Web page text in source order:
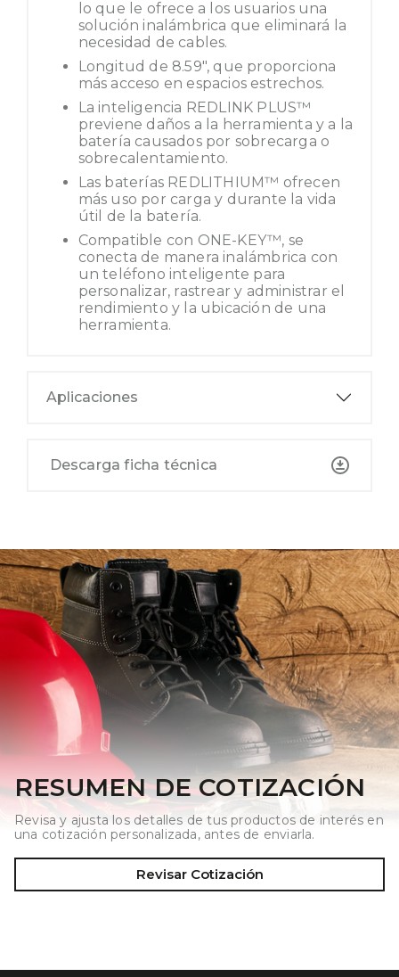
lo que le ofrece a los usuarios una
solución inalámbrica que eliminará la
necesidad de cables.
Longitud de 8.59", que proporciona
más acceso en espacios estrechos.
La inteligencia REDLINK PLUS™
previene daños a la herramienta y a la
batería causados por sobrecarga o
sobrecalentamiento.
Las baterías REDLITHIUM™ ofrecen
más uso por carga y durante la vida
útil de la batería.
Compatible con ONE-KEY™, se
conecta de manera inalámbrica con
un teléfono inteligente para
personalizar, rastrear y administrar el
rendimiento y la ubicación de una
herramienta.
Aplicaciones
Descarga ficha técnica
RESUMEN DE COTIZACIÓN
Revisa y ajusta los detalles de tus productos de interés en
una cotización personalizada, antes de enviarla.
Revisar Cotización